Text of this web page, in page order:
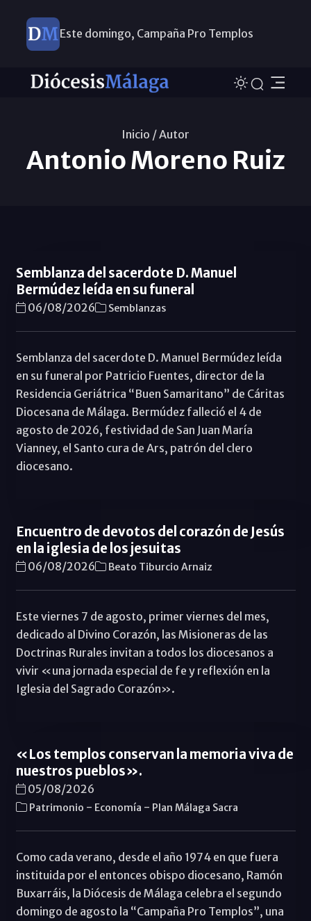
Este domingo, Campaña Pro Templos
Inicio /Autor
Antonio Moreno Ruiz
Semblanza del sacerdote D. Manuel
Bermúdez leída en su funeral
06/08/2026 Semblanzas
Semblanza del sacerdote D. Manuel Bermúdez leída
en su funeral por Patricio Fuentes, director de la
Residencia Geriátrica “Buen Samaritano” de Cáritas
Diocesana de Málaga. Bermúdez falleció el 4 de
agosto de 2026, festividad de San Juan María
Vianney, el Santo cura de Ars, patrón del clero
diocesano.
Encuentro de devotos del corazón de Jesús
en la iglesia de los jesuitas
06/08/2026 Beato Tiburcio Arnaiz
Este viernes 7 de agosto, primer viernes del mes,
dedicado al Divino Corazón, las Misioneras de las
Doctrinas Rurales invitan a todos los diocesanos a
vivir «una jornada especial de fe y reflexión en la
Iglesia del Sagrado Corazón».
«Los templos conservan la memoria viva de
nuestros pueblos».
05/08/2026
Patrimonio - Economí­a - Plan Málaga Sacra
Como cada verano, desde el año 1974 en que fuera
instituida por el entonces obispo diocesano, Ramón
Buxarráis, la Diócesis de Málaga celebra el segundo
domingo de agosto la “Campaña Pro Templos”, una